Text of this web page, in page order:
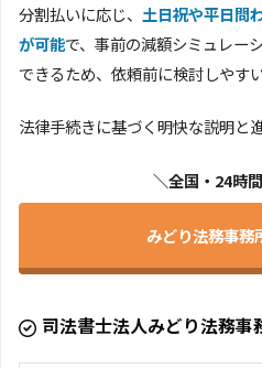
分割払いに応じ、 土日祝や平日問
が可能で、事前の減額シミュレー
できるため、依頼前に検討しやす
法律手続きに基づく明快な説明と
＼全国・24時
みどり法務事務
司法書士法人みどり法務事